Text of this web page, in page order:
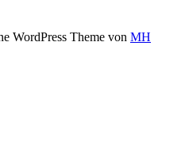
WordPress Theme von MH